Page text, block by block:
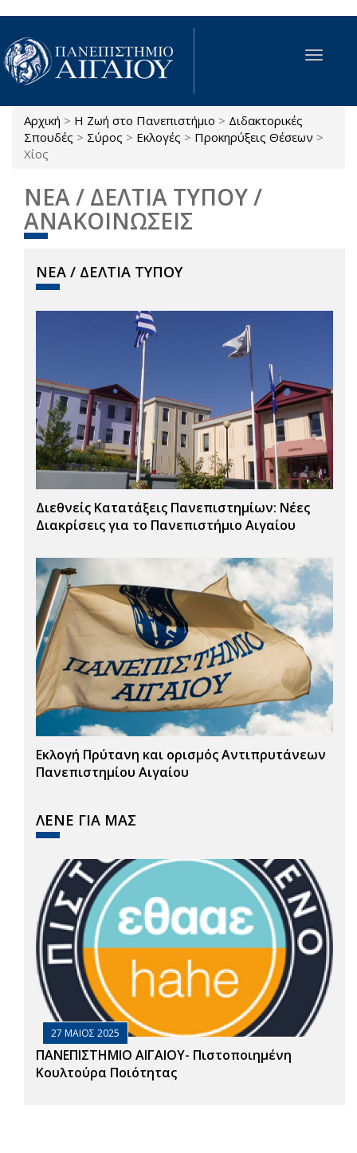
Παράκαμψη προς το κυρίως περιεχόμενο
Toggle
Είστε εδώ
Αρχική > Η Ζωή στο Πανεπιστήμιο > Διδακτορικές
Σπουδές > Σύρος > Εκλογές > Προκηρύξεις Θέσεων >
Χίος
ΝΕΑ / ΔΕΛΤΙΑ ΤΥΠΟΥ /
ΑΝΑΚΟΙΝΩΣΕΙΣ
ΝΕΑ / ΔΕΛΤΙΑ ΤΥΠΟΥ
Διεθνείς Κατατάξεις Πανεπιστημίων: Νέες
Διακρίσεις για το Πανεπιστήμιο Αιγαίου
Εκλογή Πρύτανη και ορισμός Αντιπρυτάνεων
Πανεπιστημίου Αιγαίου
ΛΕΝΕ ΓΙΑ ΜΑΣ
27 ΜΑΙΟΣ 2025
ΠΑΝΕΠΙΣΤΗΜΙΟ ΑΙΓΑΙΟΥ- Πιστοποιημένη
Κουλτούρα Ποιότητας